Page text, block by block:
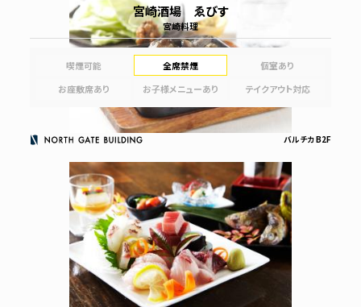
宮崎酒場 ゑびす
宮崎料理
喫煙可能 全席禁煙
個室あり
お座敷席あり
お子様メニューあり テイクアウト対応
バルチカ B2F